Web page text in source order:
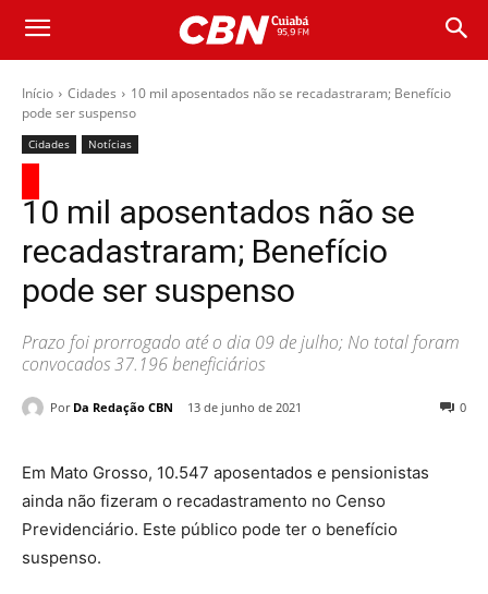
Início Cidades
10 mil aposentados não se recadastraram; Benefício
pode ser suspenso
Cidades Notícias
10 mil aposentados não se
recadastraram; Benefício
pode ser suspenso
Prazo foi prorrogado até o dia 09 de julho; No total foram
convocados 37.196 beneficiários
Por Da Redação CBN 13 de junho de 2021 0
Em Mato Grosso, 10.547 aposentados e pensionistas
ainda não fizeram o recadastramento no Censo
Previdenciário. Este público pode ter o benefício
suspenso.